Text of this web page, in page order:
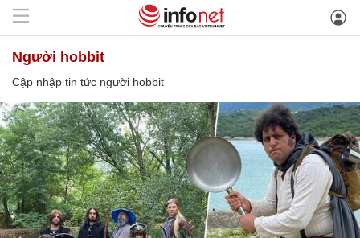
người hobbit
Cập nhập tin tức người hobbit